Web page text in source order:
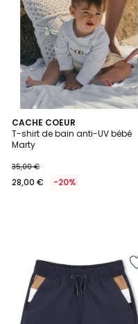
CACHE COEUR
T-shirt de bain anti-UV bébé
Marty
35,00 €
28,00 € -20%